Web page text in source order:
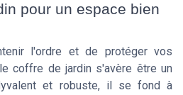
pour un espace bien
l'ordre et de protéger vos
coffre de jardin s'avère être un
et robuste, il se fond à